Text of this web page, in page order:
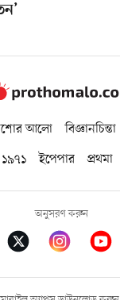
আলো বিজ্ঞানচিন্তা
১৯৭১ ইপেপার প্রথমা
অনুসরণ করুন